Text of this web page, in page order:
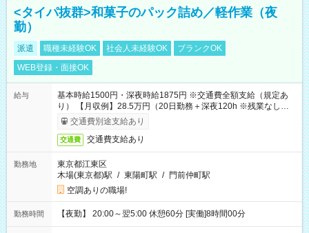
<タイパ抜群>和菓子のパック詰め／軽作業（夜
勤）
派遣 職種未経験OK 社会人未経験OK
ブランクOK
WEB登録・面接OK
給与
基本時給1500円・深夜時給1875円 ※交通費全額支給（規定あ
り） 【月収例】28.5万円（20日勤務＋深夜120h ※残業なしの場
合）交通費別途支給あり
交通費 交通費支給あり
勤務地
東京都江東区
木場(東京都)駅 / 東陽町駅 / 門前仲町駅
空調ありの職場!
勤務時間 【夜勤】 20:00～翌5:00 休憩60分 [実働]8時間00分